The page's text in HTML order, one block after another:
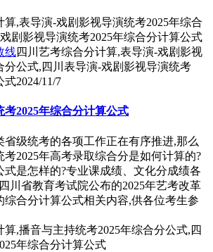
线四川艺考综合分计算,表导演-戏剧影视
分公式,四川表导演-戏剧影视导演统考
式2024/11/7
考2025年综合分计算公式
省级统考的各项工作正在有序推进,那么
考2025年高考录取综合分是如何计算的?
式是怎样的?专业课成绩、文化分成绩各
川省教育考试院公布的2025年艺考改革
综合分计算公式相关内容,供各位考生参